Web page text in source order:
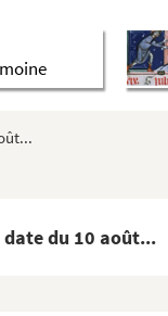
date du 10 août...